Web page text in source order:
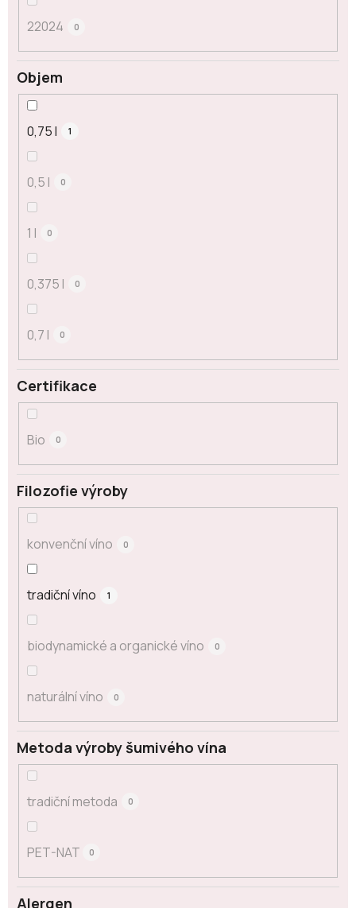
22024 0
Objem
0,75 l 1
0,5 l 0
1 l 0
0,375 l 0
0,7 l 0
Certifikace
Bio 0
Filozofie výroby
konvenční víno 0
tradiční víno 1
biodynamické a organické víno 0
naturální víno 0
Metoda výroby šumivého vína
tradiční metoda 0
PET-NAT 0
Alergen